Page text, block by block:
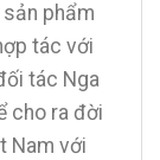
phẩm
tác với
tác Nga
cho ra đời
Nam với